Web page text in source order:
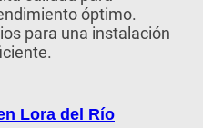
óptimo.
para una instalación
Lora del Río